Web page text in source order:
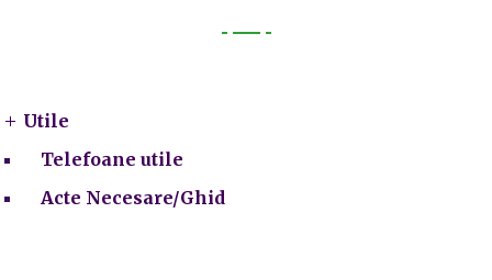
Utile
Telefoane utile
Acte Necesare/Ghid